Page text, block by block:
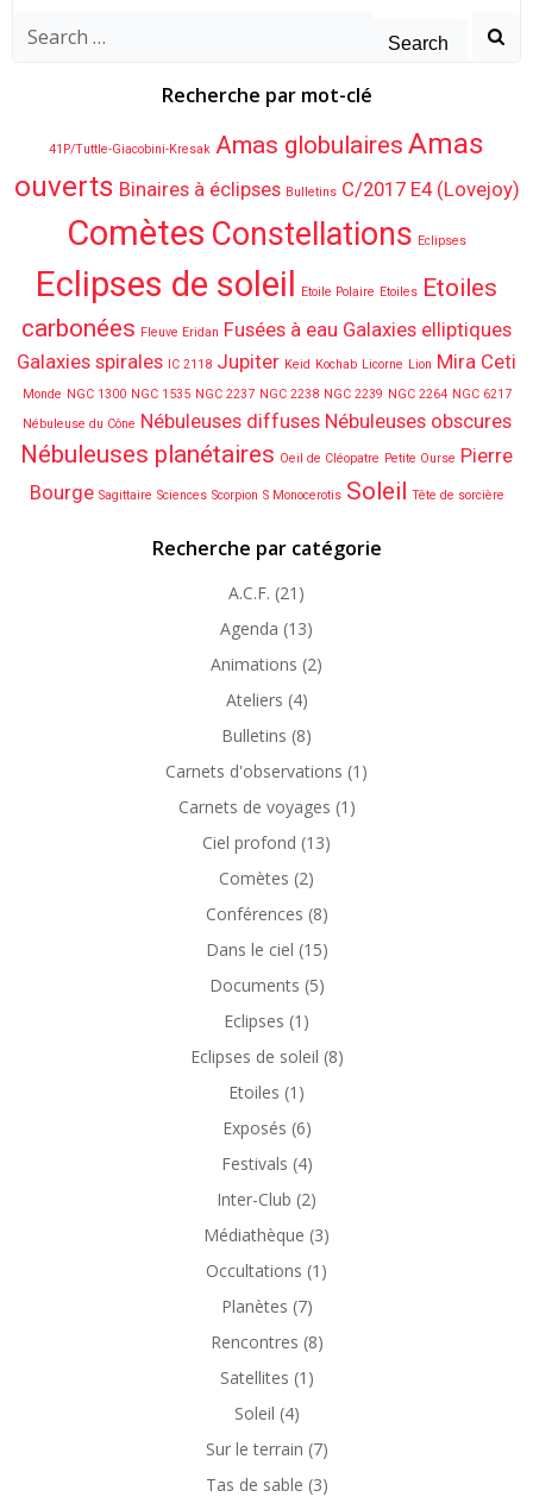
Search
Recherche par mot-clé
41P/Tuttle-Giacobini-Kresak Amas globulaires Amas
ouverts Binaires à éclipses Bulletins C/2017 E4 (Lovejoy)
Comètes Constellations Eclipses
Eclipses de soleil Etoile Polaire Etoiles Etoiles
carbonées Fleuve Eridan Fusées à eau Galaxies elliptiques
Galaxies spirales IC 2118 Jupiter Keid Kochab Licorne Lion Mira Ceti
Monde NGC 1300 NGC 1535 NGC 2237 NGC 2238 NGC 2239 NGC 2264 NGC 6217
Nébuleuse du Cône Nébuleuses diffuses Nébuleuses obscures
Nébuleuses planétaires Oeil de Cléopatre Petite Ourse Pierre
Bourge Sagittaire Sciences Scorpion S Monocerotis Soleil Tête de sorcière
Recherche par catégorie
A.C.F. (21)
Agenda (13)
Animations (2)
Ateliers (4)
Bulletins (8)
Carnets d'observations (1)
Carnets de voyages (1)
Ciel profond (13)
Comètes (2)
Conférences (8)
Dans le ciel (15)
Documents (5)
Eclipses (1)
Eclipses de soleil (8)
Etoiles (1)
Exposés (6)
Festivals (4)
Inter-Club (2)
Médiathèque (3)
Occultations (1)
Planètes (7)
Rencontres (8)
Satellites (1)
Soleil (4)
Sur le terrain (7)
Tas de sable (3)